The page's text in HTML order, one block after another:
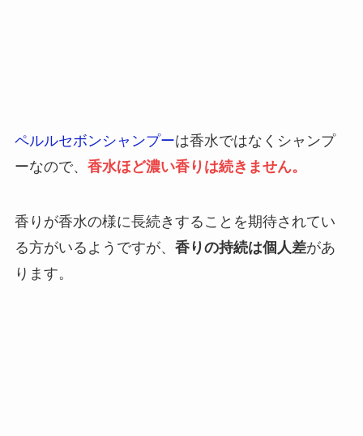
ペルルセボンシャンプーは香水ではなくシャンプ
ーなので、 香水ほど濃い香りは続きません。
香りが香水の様に長続きすることを期待されてい
る方がいるようですが、 香りの持続は個人差があ
ります。